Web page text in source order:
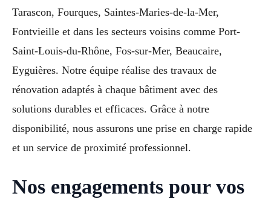
Tarascon, Fourques, Saintes-Maries-de-la-Mer,
Fontvieille et dans les secteurs voisins comme Port-
Saint-Louis-du-Rhône, Fos-sur-Mer, Beaucaire,
Eyguières. Notre équipe réalise des travaux de
rénovation adaptés à chaque bâtiment avec des
solutions durables et efficaces. Grâce à notre
disponibilité, nous assurons une prise en charge rapide
et un service de proximité professionnel.
Nos engagements pour vos